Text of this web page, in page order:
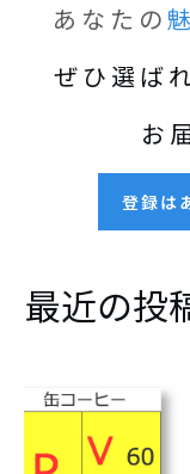
あなたの
ぜひ選ば
お
登録は
最近の投